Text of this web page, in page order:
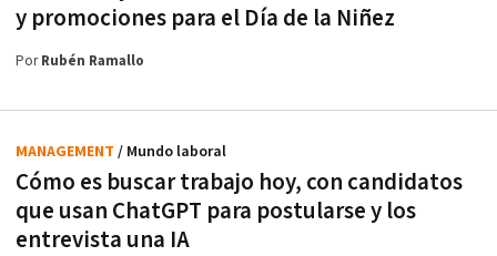
y promociones para el Día de la Niñez
PorRubén Ramallo
Cómo es buscar trabajo hoy, con candidatos
que usan ChatGPT para postularse y los
entrevista una IA
MANAGEMENT / Mundo laboral